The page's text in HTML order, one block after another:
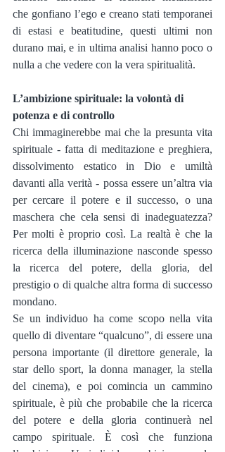
che gonfiano l’ego e creano stati temporanei
di estasi e beatitudine, questi ultimi non
durano mai, e in ultima analisi hanno poco o
nulla a che vedere con la vera spiritualità.
L’ambizione spirituale: la volontà di
potenza e di controllo
Chi immaginerebbe mai che la presunta vita
spirituale - fatta di meditazione e preghiera,
dissolvimento estatico in Dio e umiltà
davanti alla verità - possa essere un’altra via
per cercare il potere e il successo, o una
maschera che cela sensi di inadeguatezza?
Per molti è proprio così. La realtà è che la
ricerca della illuminazione nasconde spesso
la ricerca del potere, della gloria, del
prestigio o di qualche altra forma di successo
mondano.
Se un individuo ha come scopo nella vita
quello di diventare “qualcuno”, di essere una
persona importante (il direttore generale, la
star dello sport, la donna manager, la stella
del cinema), e poi comincia un cammino
spirituale, è più che probabile che la ricerca
del potere e della gloria continuerà nel
campo spirituale. È così che funziona